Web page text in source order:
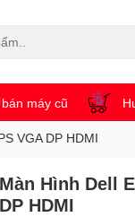
máy cũ
VGA DP HDMI
Màn Hình Dell
DP HDMI